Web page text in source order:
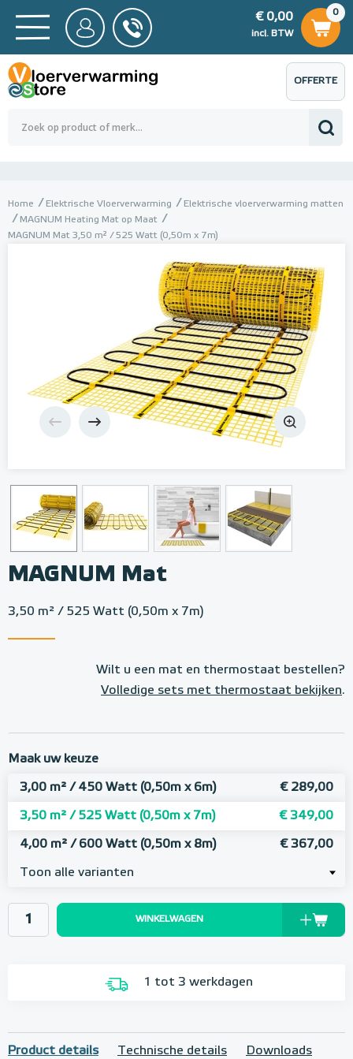
BTW
0,00
0
€ 0,00
incl. BTW
€ 0,00
OFFERTE
AANVRAGEN
Home Elektrische Vloerverwarming
Elektrische vloerverwarming matten
MAGNUM Heating Mat op Maat
MAGNUM Mat 3,50 m² / 525 Watt (0,50m x 7m)
MAGNUM Mat
3,50 m² / 525 Watt (0,50m x 7m)
Wilt u een mat en thermostaat bestellen?
Volledige sets met thermostaat bekijken.
Maak uw keuze
3,00 m² / 450 Watt (0,50m x 6m) € 289,00
3,50 m² / 525 Watt (0,50m x 7m) € 349,00
4,00 m² / 600 Watt (0,50m x 8m) € 367,00
Toon alle varianten
WINKELWAGEN
1 tot 3 werkdagen
Product details Technische details Downloads